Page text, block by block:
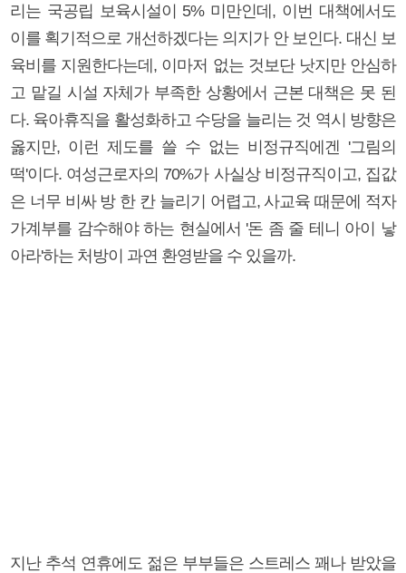
리는 국공립 보육시설이 5% 미만인데, 이번 대책에서도
이를 획기적으로 개선하겠다는 의지가 안 보인다. 대신 보
육비를 지원한다는데, 이마저 없는 것보단 낫지만 안심하
고 맡길 시설 자체가 부족한 상황에서 근본 대책은 못 된
다. 육아휴직을 활성화하고 수당을 늘리는 것 역시 방향은
옳지만, 이런 제도를 쓸 수 없는 비정규직에겐 '그림의
떡'이다. 여성근로자의 70%가 사실상 비정규직이고, 집값
은 너무 비싸 방 한 칸 늘리기 어렵고, 사교육 때문에 적자
가계부를 감수해야 하는 현실에서 '돈 좀 줄 테니 아이 낳
아라'하는 처방이 과연 환영받을 수 있을까.
지난 추석 연휴에도 젊은 부부들은 스트레스 꽤나 받았을